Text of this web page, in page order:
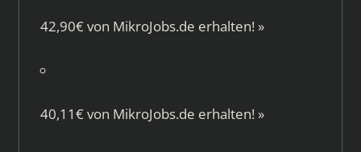
42,90€ von MikroJobs.de erhalten! »
40,11€ von MikroJobs.de erhalten! »